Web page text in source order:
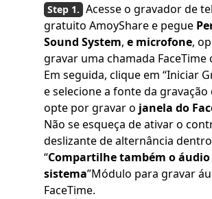
Acesse o gravador de
gratuito AmoyShare e pegue
Sound System, e microfone,
gravar uma chamada FaceTime
Em seguida, clique em “Iniciar
e selecione a fonte da gravação
opte por gravar o janela do
Não se esqueça de ativar o
deslizante de alternância
“Compartilhe também o áudio
sistema”Módulo para gravar
FaceTime.